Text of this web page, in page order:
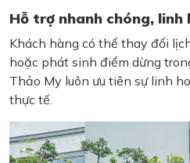
Hỗ trợ nhanh chóng,
Khách hàng có thể thay đổi
hoặc phát sinh điểm dừng
Thảo My luôn ưu tiên sự linh
thực tế.